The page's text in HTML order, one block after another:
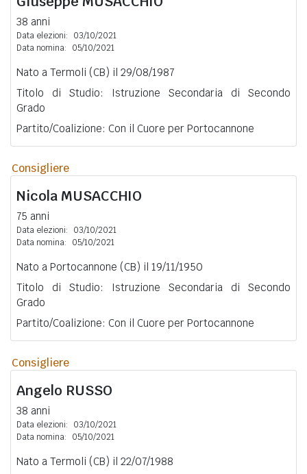
38 anni
Data elezioni:
03/10/2021
Data nomina:
05/10/2021
Nato a Termoli (CB) il 29/08/1987
Titolo di Studio: Istruzione Secondaria di Secondo
Grado
Partito/Coalizione: Con il Cuore per Portocannone
Consigliere
Nicola MUSACCHIO
75 anni
Data elezioni:
03/10/2021
Data nomina:
05/10/2021
Nato a Portocannone (CB) il 19/11/1950
Titolo di Studio: Istruzione Secondaria di Secondo
Grado
Partito/Coalizione: Con il Cuore per Portocannone
Consigliere
Angelo RUSSO
38 anni
Data elezioni:
03/10/2021
Data nomina:
05/10/2021
Nato a Termoli (CB) il 22/07/1988